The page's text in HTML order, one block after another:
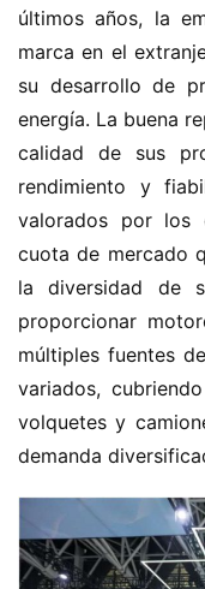
últimos años, la
marca en el
su desarrollo de
energía. La buena
calidad de sus
rendimiento y
valorados por los
cuota de mercado
la diversidad de
proporcionar
múltiples fuentes
variados,
volquetes y
demanda